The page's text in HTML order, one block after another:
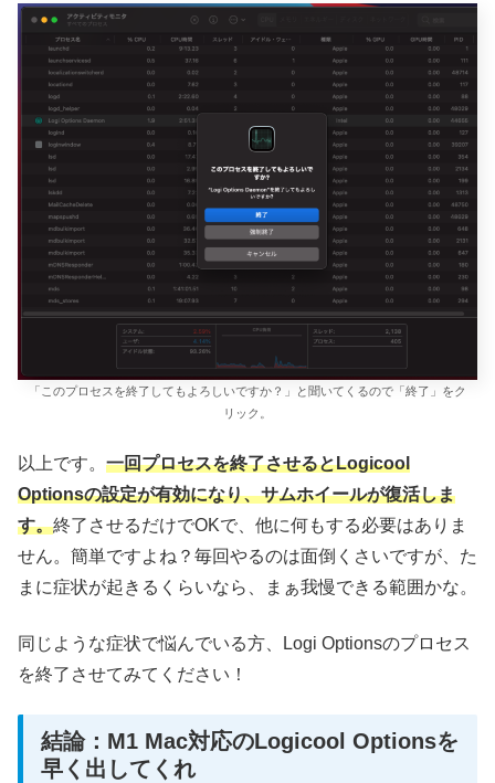
「このプロセスを終了してもよろしいですか？」と聞いてくるので「終了」をク
リック。
以上です。 一回プロセスを終了させるとLogicool
Optionsの設定が有効になり、サムホイールが復活しま
す。終了させるだけでOKで、他に何もする必要はありま
せん。簡単ですよね？毎回やるのは面倒くさいですが、た
まに症状が起きるくらいなら、まぁ我慢できる範囲かな。
同じような症状で悩んでいる方、Logi Optionsのプロセス
を終了させてみてください！
結論：M1 Mac対応のLogicool Optionsを
早く出してくれ